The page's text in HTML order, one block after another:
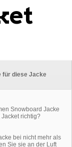
für diese Jacke
bei nicht mehr als
Sie sie an der Luft